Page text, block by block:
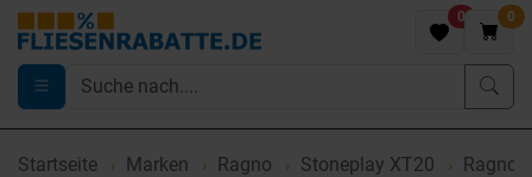
0 0
Startseite Marken Ragno Stoneplay XT20 Ragno